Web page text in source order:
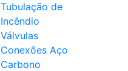
Tubulação de
Incêndio
Válvulas
Conexões Aço
Carbono